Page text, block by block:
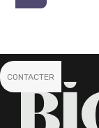
CONTACTER